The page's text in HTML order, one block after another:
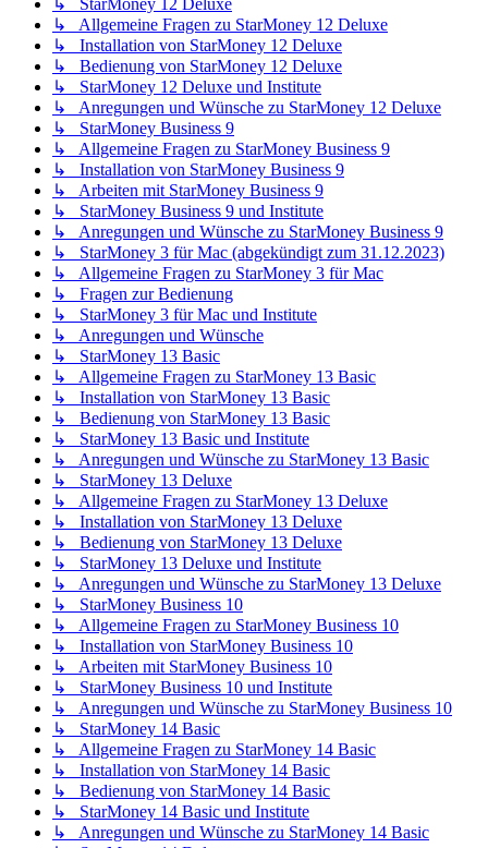
↳ StarMoney 12 Deluxe
↳ Allgemeine Fragen zu StarMoney 12 Deluxe
↳ Installation von StarMoney 12 Deluxe
↳ Bedienung von StarMoney 12 Deluxe
↳ StarMoney 12 Deluxe und Institute
↳ Anregungen und Wünsche zu StarMoney 12 Deluxe
↳ StarMoney Business 9
↳ Allgemeine Fragen zu StarMoney Business 9
↳ Installation von StarMoney Business 9
↳ Arbeiten mit StarMoney Business 9
↳ StarMoney Business 9 und Institute
↳ Anregungen und Wünsche zu StarMoney Business 9
↳ StarMoney 3 für Mac (abgekündigt zum 31.12.2023)
↳ Allgemeine Fragen zu StarMoney 3 für Mac
↳ Fragen zur Bedienung
↳ StarMoney 3 für Mac und Institute
↳ Anregungen und Wünsche
↳ StarMoney 13 Basic
↳ Allgemeine Fragen zu StarMoney 13 Basic
↳ Installation von StarMoney 13 Basic
↳ Bedienung von StarMoney 13 Basic
↳ StarMoney 13 Basic und Institute
↳ Anregungen und Wünsche zu StarMoney 13 Basic
↳ StarMoney 13 Deluxe
↳ Allgemeine Fragen zu StarMoney 13 Deluxe
↳ Installation von StarMoney 13 Deluxe
↳ Bedienung von StarMoney 13 Deluxe
↳ StarMoney 13 Deluxe und Institute
↳ Anregungen und Wünsche zu StarMoney 13 Deluxe
↳ StarMoney Business 10
↳ Allgemeine Fragen zu StarMoney Business 10
↳ Installation von StarMoney Business 10
↳ Arbeiten mit StarMoney Business 10
↳ StarMoney Business 10 und Institute
↳ Anregungen und Wünsche zu StarMoney Business 10
↳ StarMoney 14 Basic
↳ Allgemeine Fragen zu StarMoney 14 Basic
↳ Installation von StarMoney 14 Basic
↳ Bedienung von StarMoney 14 Basic
↳ StarMoney 14 Basic und Institute
↳ Anregungen und Wünsche zu StarMoney 14 Basic